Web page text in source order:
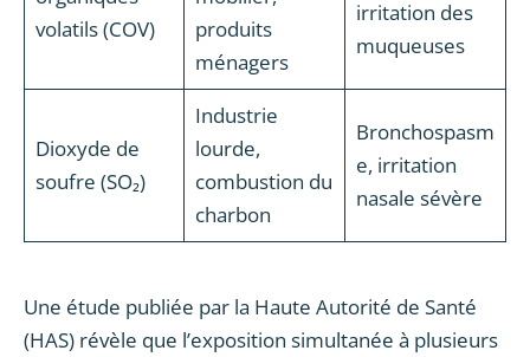
volatils (COV)
produits
ménagers
irritation des
muqueuses
Dioxyde de
soufre (SO₂)
Industrie
lourde,
combustion du
charbon
Bronchospasm
e, irritation
nasale sévère
Une étude publiée par la Haute Autorité de Santé
(HAS) révèle que l’exposition simultanée à plusieurs